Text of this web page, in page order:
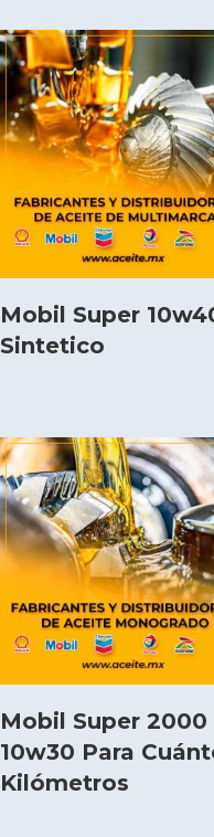
Mobil Super
Sintetico
Mobil Super 2000
10w30 Para
Kilómetros